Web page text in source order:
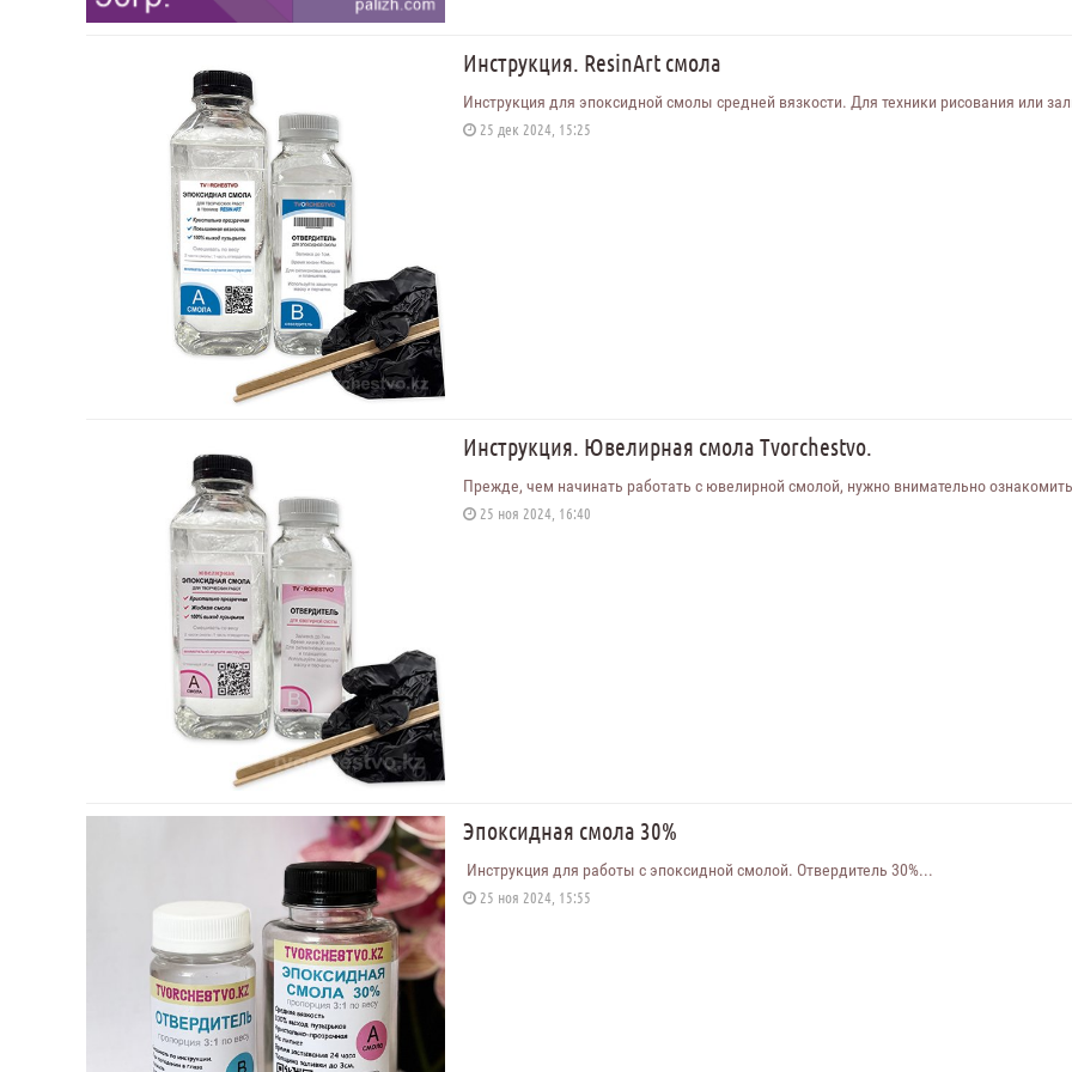
Инструкция. ResinArt смола
Инструкция для эпоксидной смолы средней вязкости. Для техники рисования или
25 дек 2024, 15:25
Инструкция. Ювелирная смола Tvorchestvo.
Прежде, чем начинать работать с ювелирной смолой, нужно внимательно
25 ноя 2024, 16:40
Эпоксидная смола 30%
Инструкция для работы с эпоксидной смолой. Отвердитель 30%...
25 ноя 2024, 15:55